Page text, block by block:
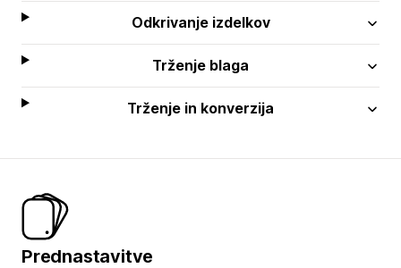
Odkrivanje izdelkov
Trženje blaga
Trženje in konverzija
Prednastavitve